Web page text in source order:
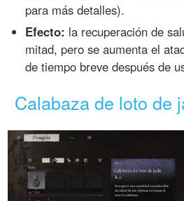
para más detalles).
Efecto: la recuperación de
mitad, pero se aumenta el
de tiempo breve después de
Calabaza de loto de